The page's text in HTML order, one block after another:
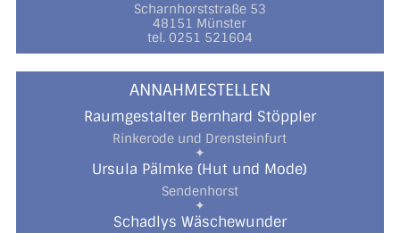
Scharnhorststraße 53
48151 Münster
tel. 0251 521604
ANNAHMESTELLEN
Raumgestalter Bernhard Stöppler
Rinkerode und Drensteinfurt
✦
Ursula Pälmke (Hut und Mode)
Sendenhorst
✦
Schadlys Wäschewunder